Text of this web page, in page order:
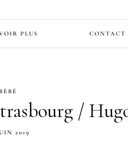
PLUS CONTACT
BÉBÉ
/
2019